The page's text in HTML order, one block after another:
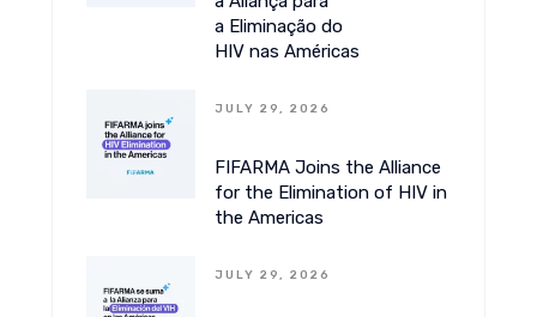
a Eliminação do
HIV nas Américas
JULY 29, 2026
FIFARMA Joins the Alliance
for the Elimination of HIV in
the Americas
JULY 29, 2026